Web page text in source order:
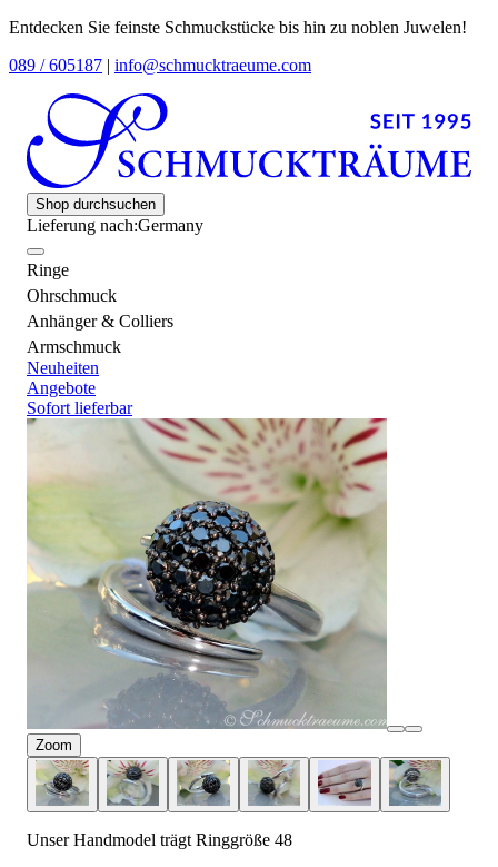
Entdecken Sie feinste Schmuckstücke bis hin zu noblen Juwelen!
089 / 605187 | info@schmucktraeume.com
Shop durchsuchen
Lieferung nach:Germany
Ringe
Ohrschmuck
Anhänger & Colliers
Armschmuck
Neuheiten
Angebote
Sofort lieferbar
Zoom
Unser Handmodel trägt Ringgröße 48